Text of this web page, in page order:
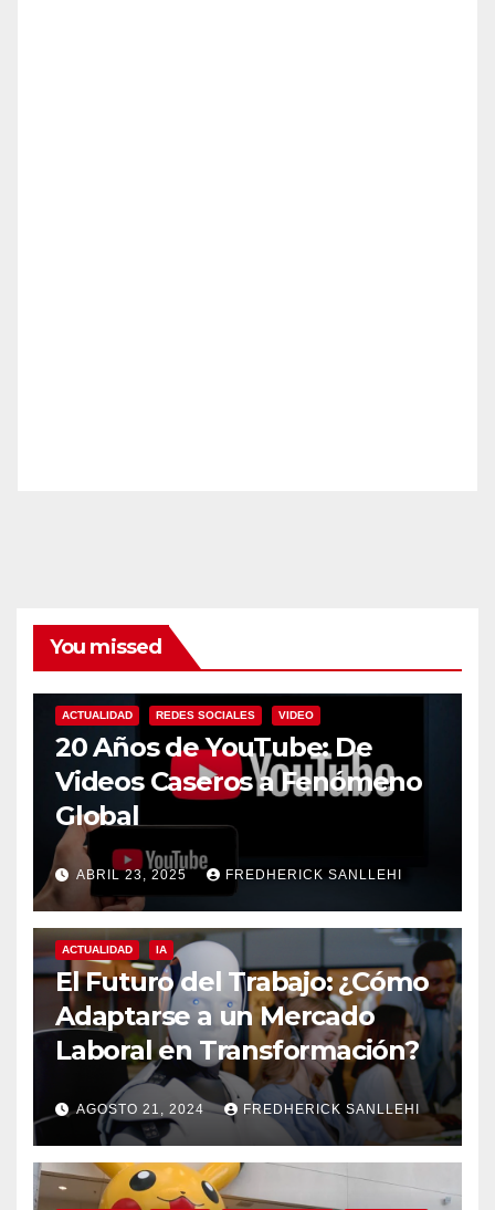
You missed
ACTUALIDAD REDES SOCIALES VIDEO
20 Años de YouTube: De
Videos Caseros a Fenómeno
Global
ABRIL 23, 2025 FREDHERICK SANLLEHI
ACTUALIDAD IA
El Futuro del Trabajo: ¿Cómo
Adaptarse a un Mercado
Laboral en Transformación?
AGOSTO 21, 2024 FREDHERICK SANLLEHI